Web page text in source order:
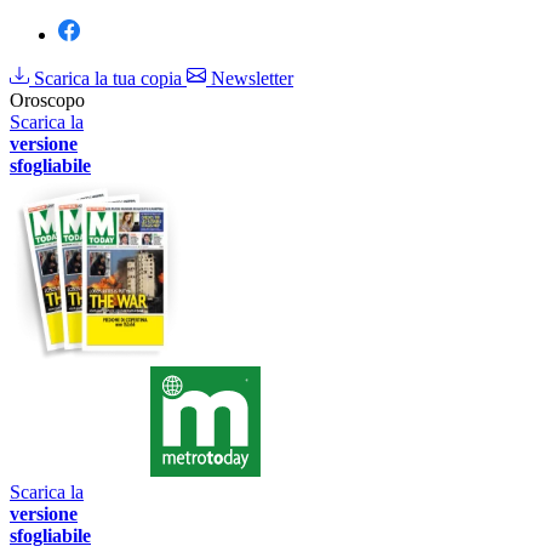
Scarica la tua copia
Newsletter
Oroscopo
Scarica la
versione
sfogliabile
Scarica la
versione
sfogliabile